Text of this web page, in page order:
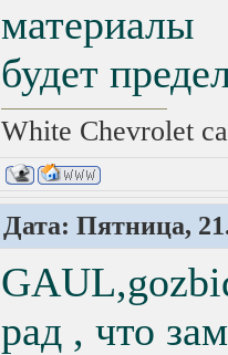
будет
White Chevrolet
Дата: Пятница,
рад , что